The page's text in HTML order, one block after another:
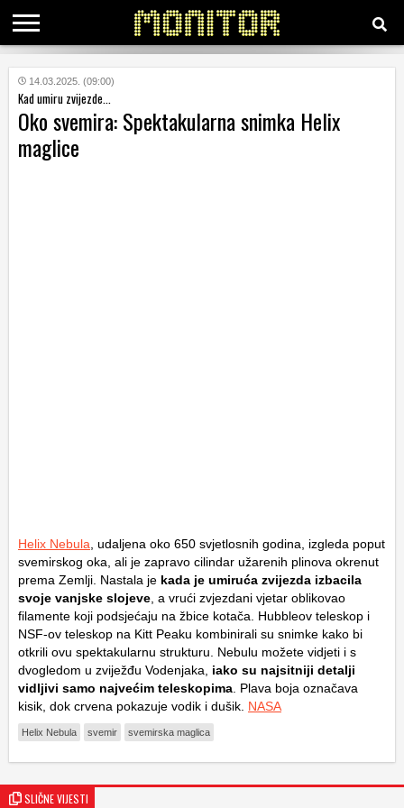
KATEGORIJE
HRVATSKI
WEB
14.03.2025. (09:00)
Kad umiru zvijezde...
Oko svemira: Spektakularna snimka Helix
maglice
Helix Nebula , udaljena oko 650 svjetlosnih godina, izgleda poput
svemirskog oka, ali je zapravo cilindar užarenih plinova okrenut
prema Zemlji. Nastala je kada je umiruća zvijezda izbacila
svoje vanjske slojeve , a vrući zvjezdani vjetar oblikovao
filamente koji podsjećaju na žbice kotača. Hubbleov teleskop i
NSF-ov teleskop na Kitt Peaku kombinirali su snimke kako bi
otkrili ovu spektakularnu strukturu. Nebulu možete vidjeti i s
dvogledom u zviježđu Vodenjaka,
iako su najsitniji detalji
vidljivi samo najvećim teleskopima . Plava boja označava
kisik, dok crvena pokazuje vodik i dušik. NASA
Helix Nebula svemir svemirska maglica
SLIČNE VIJESTI